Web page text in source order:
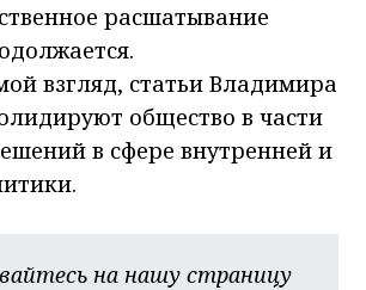
расшатывание
взгляд, статьи Владимира
общество в части
в сфере внутренней и
на нашу страницу